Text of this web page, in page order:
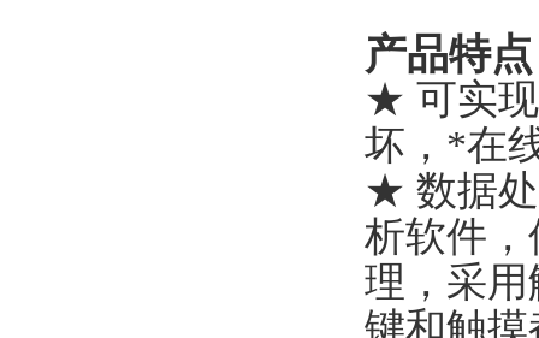
产品特点
★ 可实现
坏，*在
★ 数据处
析软件
理，采
键和触